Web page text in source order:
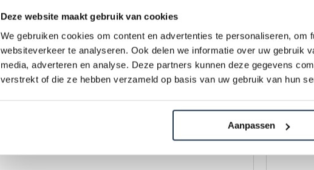
Deze website maakt gebruik van cookies
We gebruiken cookies om content en advertenties te personaliseren, om
websiteverkeer te analyseren. Ook delen we informatie over uw gebruik
media, adverteren en analyse. Deze partners kunnen deze gegevens
verstrekt of die ze hebben verzameld op basis van uw gebruik van hun
Aanpassen
BERG Veiligheidsvlag L
€ 10,00
Incl. BTW
BESTEL MEE